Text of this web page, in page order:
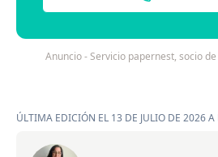
Anuncio - Servicio papernest, socio
ÚLTIMA EDICIÓN EL 13 DE JULIO DE 2026